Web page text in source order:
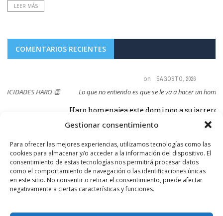
Gestionar consentimiento
Para ofrecer las mejores experiencias, utilizamos tecnologías como las
cookies para almacenar y/o acceder a la información del dispositivo. El
consentimiento de estas tecnologías nos permitirá procesar datos
como el comportamiento de navegación o las identificaciones únicas
en este sitio. No consentir o retirar el consentimiento, puede afectar
negativamente a ciertas características y funciones.
LEER MÁS
COMENTARIOS RECIENTES
Lo que no entiendo es que se le va a hacer un homenaje y van ...
Haro homenajea este domingo a su jarrero más ilustre,
Luis de la Fuente, campeón del mundo ...
SÍGUENOS